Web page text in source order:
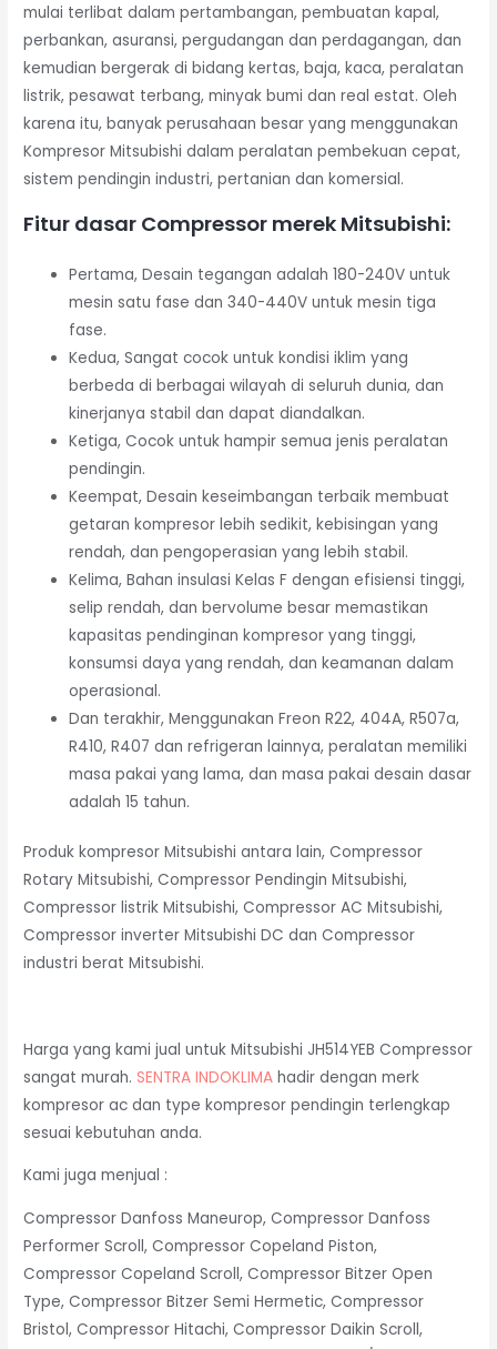
mulai terlibat dalam pertambangan, pembuatan kapal,
perbankan, asuransi, pergudangan dan perdagangan, dan
kemudian bergerak di bidang kertas, baja, kaca, peralatan
listrik, pesawat terbang, minyak bumi dan real estat. Oleh
karena itu, banyak perusahaan besar yang menggunakan
Kompresor Mitsubishi dalam peralatan pembekuan cepat,
sistem pendingin industri, pertanian dan komersial.
Fitur dasar Compressor merek Mitsubishi:
Pertama, Desain tegangan adalah 180-240V untuk
mesin satu fase dan 340-440V untuk mesin tiga
fase.
Kedua, Sangat cocok untuk kondisi iklim yang
berbeda di berbagai wilayah di seluruh dunia, dan
kinerjanya stabil dan dapat diandalkan.
Ketiga, Cocok untuk hampir semua jenis peralatan
pendingin.
Keempat, Desain keseimbangan terbaik membuat
getaran kompresor lebih sedikit, kebisingan yang
rendah, dan pengoperasian yang lebih stabil.
Kelima, Bahan insulasi Kelas F dengan efisiensi tinggi,
selip rendah, dan bervolume besar memastikan
kapasitas pendinginan kompresor yang tinggi,
konsumsi daya yang rendah, dan keamanan dalam
operasional.
Dan terakhir, Menggunakan Freon R22, 404A, R507a,
R410, R407 dan refrigeran lainnya, peralatan memiliki
masa pakai yang lama, dan masa pakai desain dasar
adalah 15 tahun.
Produk kompresor Mitsubishi antara lain, Compressor
Rotary Mitsubishi, Compressor Pendingin Mitsubishi,
Compressor listrik Mitsubishi, Compressor AC Mitsubishi,
Compressor inverter Mitsubishi DC dan Compressor
industri berat Mitsubishi.
Harga yang kami jual untuk Mitsubishi JH514YEB Compressor
sangat murah.SENTRA INDOKLIMA hadir dengan merk
kompresor ac dan type kompresor pendingin terlengkap
sesuai kebutuhan anda.
Kami juga menjual :
Compressor Danfoss Maneurop, Compressor Danfoss
Performer Scroll, Compressor Copeland Piston,
Compressor Copeland Scroll, Compressor Bitzer Open
Type, Compressor Bitzer Semi Hermetic, Compressor
Bristol, Compressor Hitachi, Compressor Daikin Scroll,